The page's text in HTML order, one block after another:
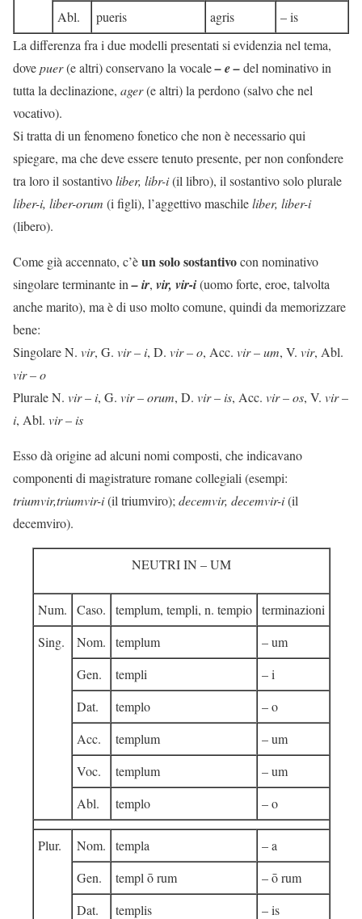
Abl. pueris agris
– is
La differenza fra i due modelli presentati si evidenzia nel tema,
dovepuer(e altri) conservano la vocale– e –del nominativo in
tutta la declinazione, ager(e altri) la perdono (salvo che nel
vocativo).
Si tratta di un fenomeno fonetico che non è necessario qui
spiegare, ma che deve essere tenuto presente, per non confondere
tra loro il sostantivoliber, libr-i(il libro), il sostantivo solo plurale
liber-i, liber-orum (i figli), l’aggettivo maschileliber, liber-i
(libero).
Come già accennato, c’èun solo sostantivocon nominativo
singolare terminante in– ir, vir, vir-i(uomo forte, eroe, talvolta
anche marito), ma è di uso molto comune, quindi da memorizzare
bene:
Singolare N. vir, G. vir – i, D. vir – o, Acc. vir – um, V. vir, Abl.
vir – o
Plurale N. vir – i, G. vir – orum, D. vir – is, Acc. vir – os, V. vir –
i, Abl. vir – is
Esso dà origine ad alcuni nomi composti, che indicavano
componenti di magistrature romane collegiali (esempi:
triumvir,triumvir-i(il triumviro); decemvir, decemvir-i(il
decemviro).
NEUTRI IN – UM
Num. Caso. templum, templi, n. tempio terminazioni
Sing.
Nom. templum
– um
Gen.
templi
– i
Dat.
templo
– o
Acc.
templum
– um
Voc.
templum
– um
Abl.
templo – o
Plur. Nom. templa
– a
Gen.
templ ō rum
– ō rum
Dat.
templis
– is